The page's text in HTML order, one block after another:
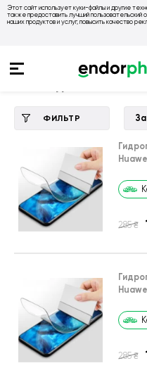
Этот сайт использует куки-файлы и другие
также предоставить лучший пользовательский
наших продуктов и услуг, повысить качество
💙
ФИЛЬТР
285 ₴
285 ₴